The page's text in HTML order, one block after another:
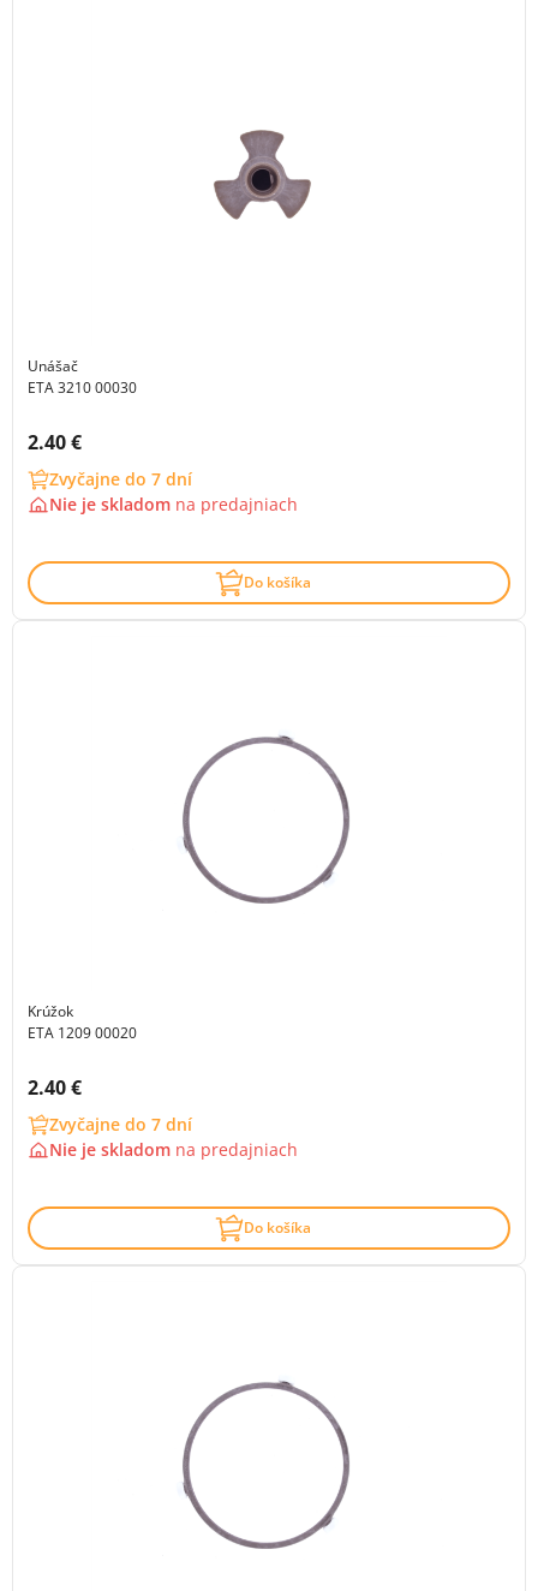
Unášač
ETA 3210 00030
Cena s DPH:
2.40 €
Zvyčajne do 7 dní
Nie je skladom na predajniach
Do košíka
Krúžok
ETA 1209 00020
Cena s DPH:
2.40 €
Zvyčajne do 7 dní
Nie je skladom na predajniach
Do košíka